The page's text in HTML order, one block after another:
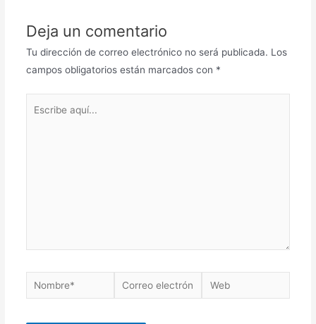
Deja un comentario
Tu dirección de correo electrónico no será publicada. Los
campos obligatorios están marcados con *